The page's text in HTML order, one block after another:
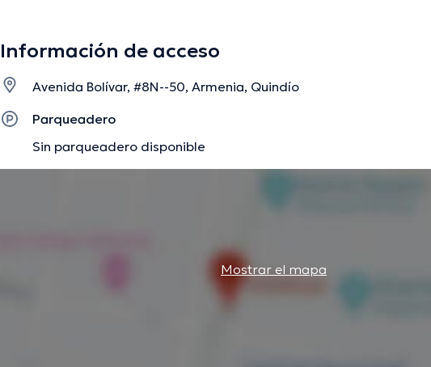
Finalmente, el especialista puede hablar en Español.
Información de acceso
Avenida Bolívar, #8N--50, Armenia, Quindío
Parqueadero
Sin parqueadero disponible
Mostrar el mapa